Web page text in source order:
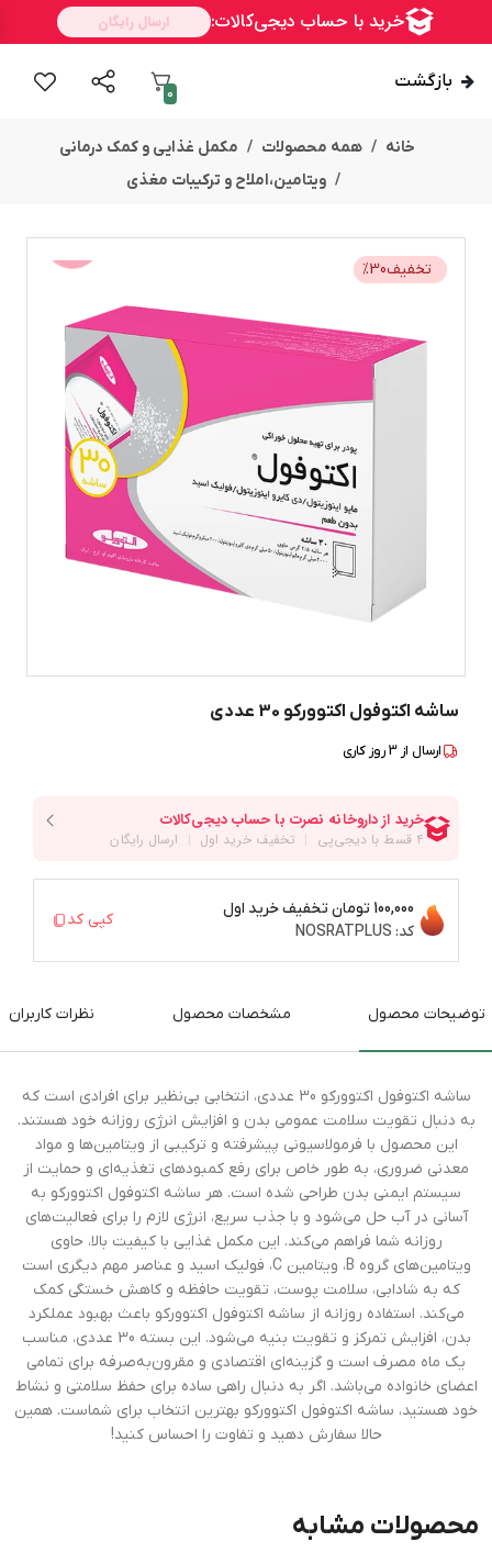
بازگشت
0
خانه همه محصولات
مکمل غذایی و کمک درمانی
ویتامین،املاح و ترکیبات مغذی
تخفیف %30
ساشه اکتوفول اکتوورکو 30 عددی
ارسال از 3روز کاری
100,000 تومان
تخفیف خرید اول
کد: NOSRATPLUS
کپی کد
توضیحات محصول مشخصات محصول نظرات کاربران
ساشه اکتوفول اکتوورکو 30 عددی، انتخابی بی‌نظیر برای افرادی است که
به دنبال تقویت سلامت عمومی بدن و افزایش انرژی روزانه خود هستند.
این محصول با فرمولاسیونی پیشرفته و ترکیبی از ویتامین‌ها و مواد
معدنی ضروری، به طور خاص برای رفع کمبودهای تغذیه‌ای و حمایت از
سیستم ایمنی بدن طراحی شده است. هر ساشه اکتوفول اکتوورکو به
آسانی در آب حل می‌شود و با جذب سریع، انرژی لازم را برای فعالیت‌های
روزانه شما فراهم می‌کند. این مکمل غذایی با کیفیت بالا، حاوی
ویتامین‌های گروه B، ویتامین C، فولیک اسید و عناصر مهم دیگری است
که به شادابی، سلامت پوست، تقویت حافظه و کاهش خستگی کمک
می‌کند. استفاده روزانه از ساشه اکتوفول اکتوورکو باعث بهبود عملکرد
بدن، افزایش تمرکز و تقویت بنیه می‌شود. این بسته 30 عددی، مناسب
یک ماه مصرف است و گزینه‌ای اقتصادی و مقرون‌به‌صرفه برای تمامی
اعضای خانواده می‌باشد. اگر به دنبال راهی ساده برای حفظ سلامتی و نشاط
خود هستید، ساشه اکتوفول اکتوورکو بهترین انتخاب برای شماست. همین
حالا سفارش دهید و تفاوت را احساس کنید!
محصولات مشابه